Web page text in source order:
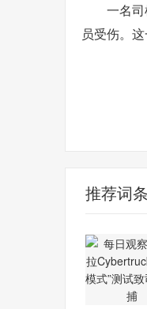
一名
员受伤。
推荐词条